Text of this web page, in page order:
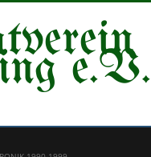
e.V.